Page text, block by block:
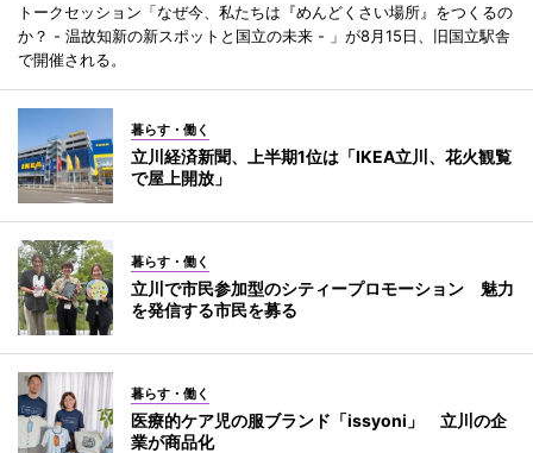
トークセッション「なぜ今、私たちは『めんどくさい場所』をつくるの
か？ - 温故知新の新スポットと国立の未来 - 」が8月15日、旧国立駅舎
で開催される。
暮らす・働く
立川経済新聞、上半期1位は「IKEA立川、花火観覧
で屋上開放」
暮らす・働く
立川で市民参加型のシティープロモーション 魅力
を発信する市民を募る
暮らす・働く
医療的ケア児の服ブランド「issyoni」 立川の企
業が商品化